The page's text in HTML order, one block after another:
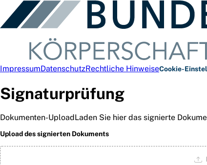
ImpressumDatenschutzRechtliche HinweiseCookie-
Signaturprüfung
Dokumenten-UploadLaden Sie hier das signierte
Upload des signierten Dokuments